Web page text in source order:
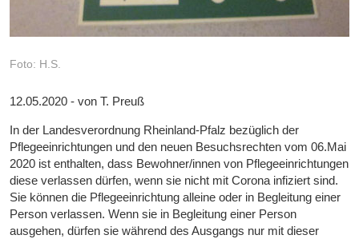
Foto: H.S.
12.05.2020 - von T. Preuß
In der Landesverordnung Rheinland-Pfalz bezüglich der
Pflegeeinrichtungen und den neuen Besuchsrechten vom 06.Mai
2020 ist enthalten, dass Bewohner/innen von Pflegeeinrichtungen
diese verlassen dürfen, wenn sie nicht mit Corona infiziert sind.
Sie können die Pflegeeinrichtung alleine oder in Begleitung einer
Person verlassen. Wenn sie in Begleitung einer Person
ausgehen, dürfen sie während des Ausgangs nur mit dieser